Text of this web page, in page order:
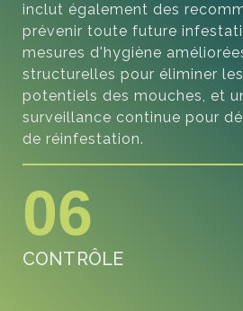
inclut également des
prévenir toute future
mesures d'hygiène
structurelles pour éliminer
potentiels des mouches, et
surveillance continue pour
de réinfestation.
06
CONTRÔLE